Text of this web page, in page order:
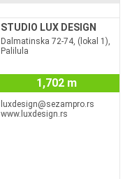
STUDIO LUX DESIGN
Dalmatinska 72-74, (lokal 1),
Palilula
1,702 m
luxdesign@sezampro.rs
www.luxdesign.rs